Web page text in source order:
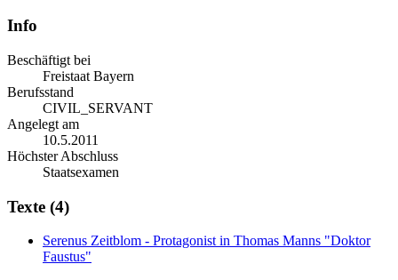
Info
Beschäftigt bei
Freistaat Bayern
Berufsstand
CIVIL_SERVANT
Angelegt am
10.5.2011
Höchster Abschluss
Staatsexamen
Texte (4)
Serenus Zeitblom - Protagonist in Thomas Manns "Doktor
Faustus"